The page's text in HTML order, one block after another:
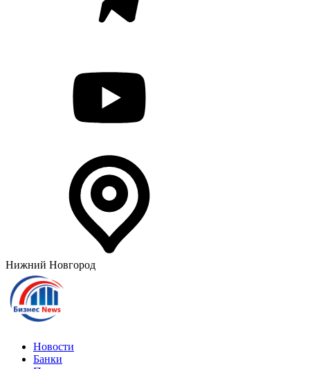
Нижний Новгород
Новости
Банки